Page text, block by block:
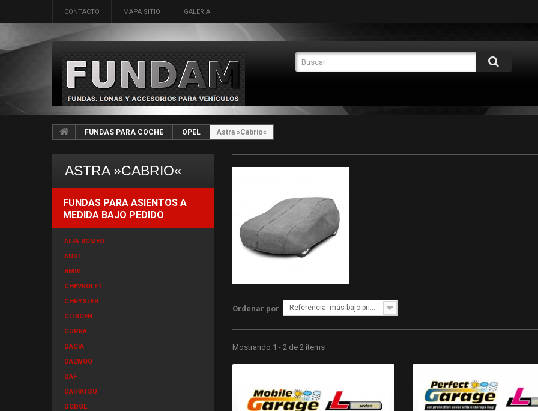
CONTACTO MAPA SITIO GALERÍA
FUNDAS PARA COCHE OPEL Astra »Cabrio«
ASTRA »CABRIO«
FUNDAS PARA ASIENTOS A
MEDIDA BAJO PEDIDO
ALFA ROMEO
AUDI
BMW
CHEVROLET
CHRYSLER
CITROEN
CUPRA
DACIA
DAEWOO
DAF
DAIHATSU
DODGE
Ordenar por Referencia: más bajo primero
Mostrando 1 - 2 de 2 items